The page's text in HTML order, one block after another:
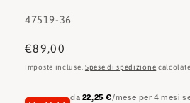
SKU:
47519-36
Prezzo
di
€89,00
Imposte incluse. Spese di spedizione
da 22,25 €/mese per 4 mesi